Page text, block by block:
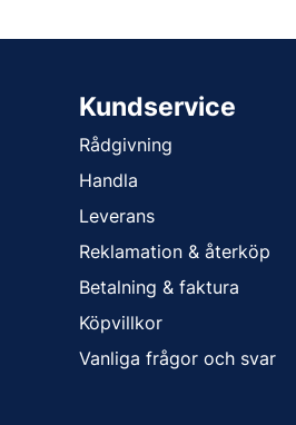
Kundservice
Rådgivning
Handla
Leverans
Reklamation & återköp
Betalning & faktura
Köpvillkor
Vanliga frågor och svar